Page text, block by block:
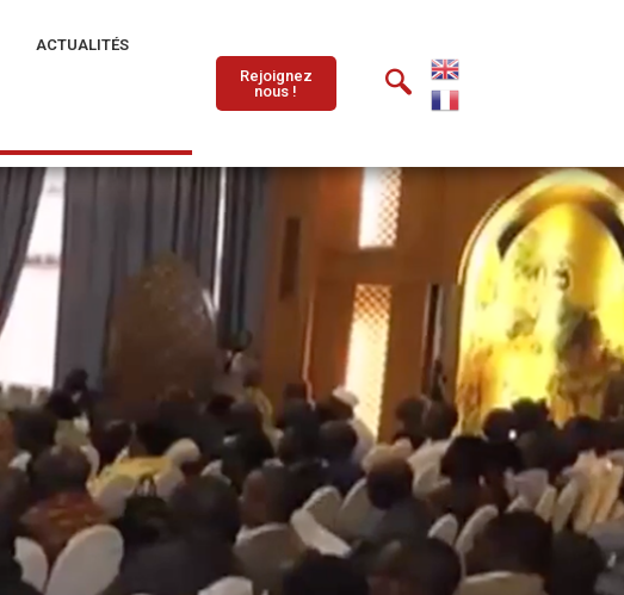
ACTUALITÉS
Rejoignez
nous !